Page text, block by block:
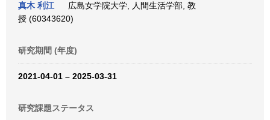
真木 利江
広島女学院大学, 人間生活学部, 教
授 (60343620)
研究期間 (年度)
2021-04-01 – 2025-03-31
研究課題ステータス